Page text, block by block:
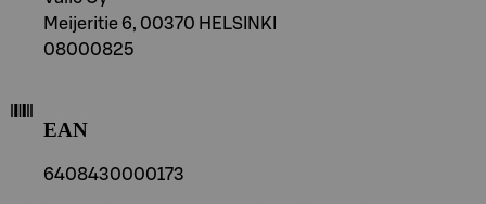
Meijeritie 6, 00370 HELSINKI
08000825
EAN
6408430000173